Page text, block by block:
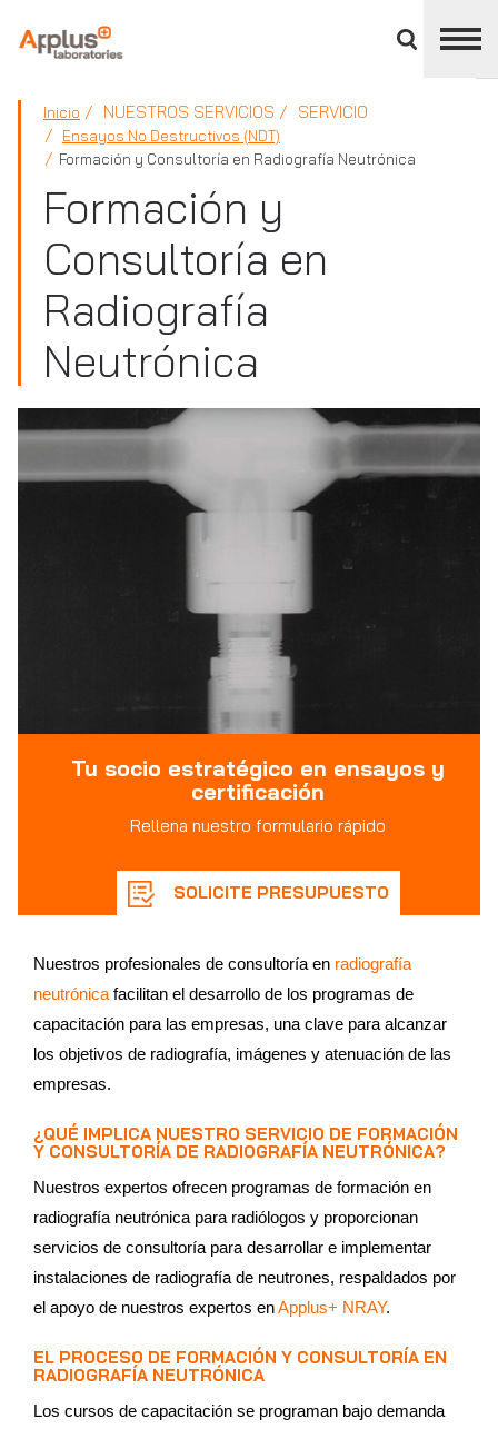
panel
APPLUS+
Inicio NUESTROS SERVICIOS SERVICIO
Ensayos No Destructivos (NDT)
Formación y Consultoría en Radiografía Neutrónica
Formación y
Consultoría en
Radiografía
Neutrónica
Tu socio estratégico en ensayos y
certificación
Rellena nuestro formulario rápido
SOLICITE PRESUPUESTO
Nuestros profesionales de consultoría en radiografía
neutrónica facilitan el desarrollo de los programas de
capacitación para las empresas, una clave para alcanzar
los objetivos de radiografía, imágenes y atenuación de las
empresas.
¿QUÉ IMPLICA NUESTRO SERVICIO DE FORMACIÓN
Y CONSULTORÍA DE RADIOGRAFÍA NEUTRÓNICA?
Nuestros expertos ofrecen programas de formación en
radiografía neutrónica para radiólogos y proporcionan
servicios de consultoría para desarrollar e implementar
instalaciones de radiografía de neutrones, respaldados por
el apoyo de nuestros expertos enApplus+ NRAY.
EL PROCESO DE FORMACIÓN Y CONSULTORÍA EN
RADIOGRAFÍA NEUTRÓNICA
Los cursos de capacitación se programan bajo demanda